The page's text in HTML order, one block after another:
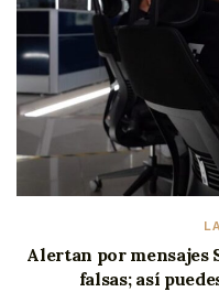
Alertan por mensajes
falsas; así